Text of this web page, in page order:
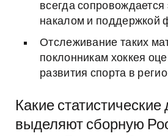
всегда
накалом и поддержкой
Отслеживание таких
поклонникам хоккея
развития спорта в
Какие
выделяют сборную